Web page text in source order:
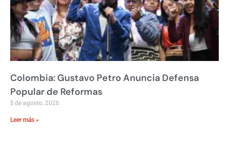
Colombia: Gustavo Petro Anuncia Defensa
Popular de Reformas
5 de agosto, 2026
Leer más »